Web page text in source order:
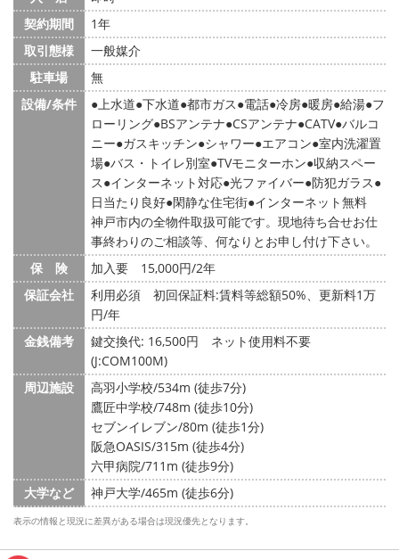
契約期間
1年
取引態様
一般媒介
駐車場
無
設備/条件
上水道 下水道 都市ガス 電話 冷房 暖房 給湯 フ
ローリング BSアンテナ CSアンテナ CATV バルコ
ニー ガスキッチン シャワー エアコン 室内洗濯置
場 バス・トイレ別室 TVモニターホン 収納スペー
ス インターネット対応 光ファイバー 防犯ガラス
日当たり良好 閑静な住宅街 インターネット無料
神戸市内の全物件取扱可能です。現地待ち合せお仕
事終わりのご相談等、何なりとお申し付け下さい。
保 険
加入要 15,000円/2年
保証会社
利用必須 初回保証料:賃料等総額50%、更新料1万
円/年
金銭備考
鍵交換代: 16,500円
ネット使用料不要
(J:COM100M)
周辺施設
高羽小学校/534m (徒歩7分)
鷹匠中学校/748m (徒歩10分)
セブンイレブン/80m (徒歩1分)
阪急OASIS/315m (徒歩4分)
六甲病院/711m (徒歩9分)
大学など
神戸大学/465m (徒歩6分)
表示の情報と現況に差異がある場合は現況優先となります。